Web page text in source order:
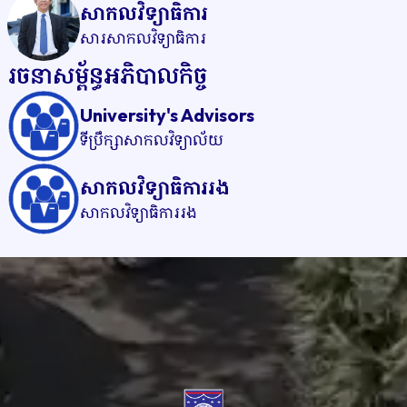
សាកលវិទ្យាធិការ
សារសាកលវិទ្យាធិការ
រចនាសម្ព័ន្ធអភិបាលកិច្ច
University's Advisors
ទីប្រឹក្សាសាកលវិទ្យាល័យ
សាកលវិទ្យាធិការរង
សាកលវិទ្យាធិការរង